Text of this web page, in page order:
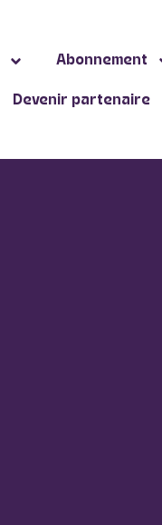
Abonnement
Devenir partenaire